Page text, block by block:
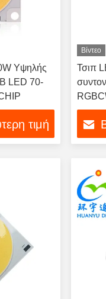
Υψηλής
LED 70-
τιμή
Βίντεο
Τσιπ